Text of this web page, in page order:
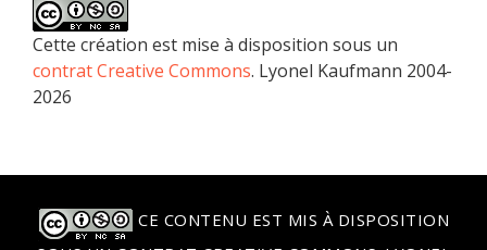
Cette création est mise à disposition sous un
contrat Creative Commons. Lyonel Kaufmann 2004-
2026
CE CONTENU EST MIS À DISPOSITION